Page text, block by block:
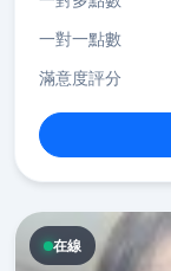
一對一點數
滿意度評分
在線